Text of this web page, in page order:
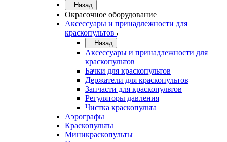
Назад
Окрасочное оборудование
Аксессуары и принадлежности для
краскопультов
Назад
Аксессуары и принадлежности для
краскопультов
Бачки для краскопультов
Держатели для краскопультов
Запчасти для краскопультов
Регуляторы давления
Чистка краскопульта
Аэрографы
Краскопульты
Миникраскопульты